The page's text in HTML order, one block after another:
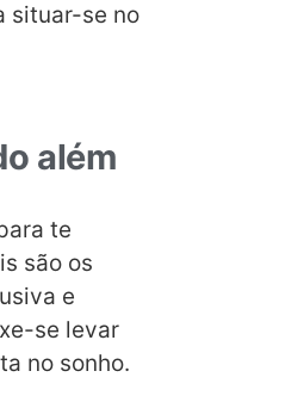
situar-se no
além
te
são os
e
se levar
no sonho.